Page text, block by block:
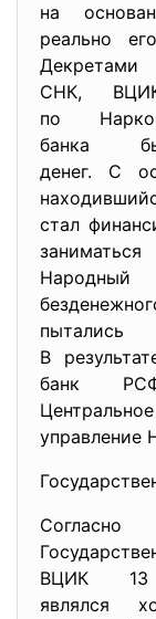
на
реально
СНК,
по
банка
денег. С
стал
В
банк
управление
ВЦИК
являлся